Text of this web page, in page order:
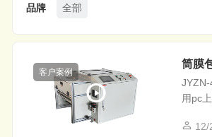
品牌 全部
客户案例
筒膜
JYZN-
用pc
12/